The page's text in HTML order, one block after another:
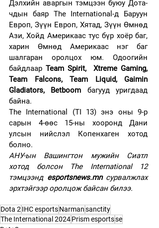
Дэлхийн аваргын тэмцээн буюу Дота-
чдын баяр The International-д Баруун
Европ, Зүүн Европ, Хятад, Зүүн Өмнөд
Ази, Хойд Америкаас тус бүр хоёр баг,
харин Өмнөд Америкаас нэг баг
шалгаран оролцох юм. Одоогийн
байдлаар Team Spirit,  Xtreme Gaming,
Team Falcons, Team Liquid, Gaimin
Gladiators, Betboom багууд уригдаад
байна.
The International (TI 13) энэ оны 9-р
сарын 4-өөс 15-ны хооронд Дани
улсын нийслэл Копенхаген хотод
болно.
АНУ-ын Вашингтон мужийн Сиатл
хотод болсон The International 12
тэмцээнд esportsnews.mn сурвалжлах
эрхтэйгээр оролцож байсан билээ.
Dota 2 IHC esportsNarmansanctity
The International 2024Prism esportsse